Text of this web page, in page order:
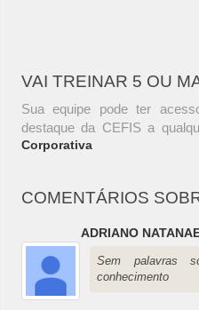
VAI TREINAR 5 OU
Sua equipe pode ter
destaque da CEFIS a
Corporativa
COMENTÁRIOS
ADRIANO
Sem palavras
conhecimento